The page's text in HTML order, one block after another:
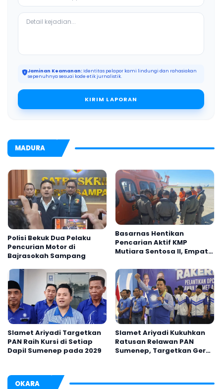
Jaminan Keamanan: Identitas pelapor kami lindungi dan rahasiakan
sepenuhnya sesuai kode etik jurnalistik.
KIRIM LAPORAN
MADURA
Polisi Bekuk Dua Pelaku
Pencurian Motor di
Bajrasokah Sampang
Basarnas Hentikan
Pencarian Aktif KMP
Mutiara Sentosa II, Empat
Slamet Ariyadi Targetkan
PAN Raih Kursi di Setiap
Dapil Sumenep pada 2029
Slamet Ariyadi Kukuhkan
Ratusan Relawan PAN
Sumenep, Targetkan Gerak
OKARA